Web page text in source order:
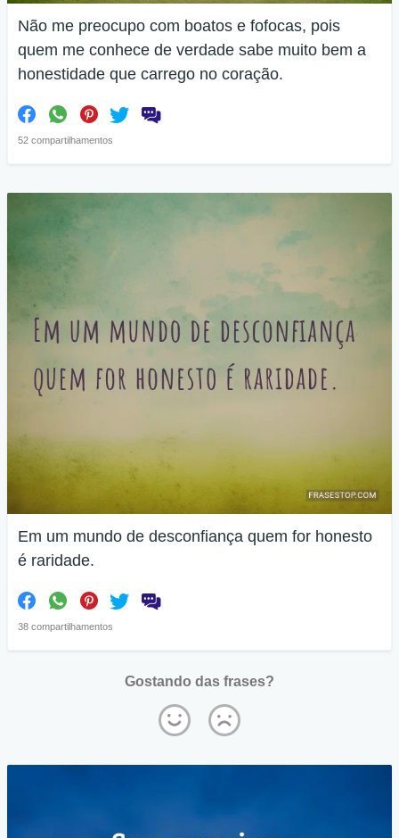
Não me preocupo com boatos e fofocas, pois
quem me conhece de verdade sabe muito bem a
honestidade que carrego no coração.
52 compartilhamentos
Em um mundo de desconfiança quem for honesto
é raridade.
38 compartilhamentos
Gostando das frases?